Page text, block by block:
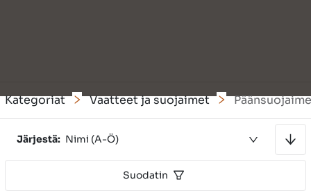
Kategoriat Vaatteet ja suojaimet
Järjestä: Nimi (A-Ö)
Suodatin